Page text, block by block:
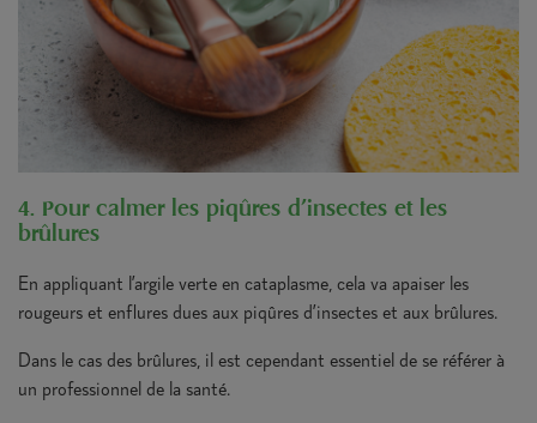
4. Pour calmer les piqûres d'insectes et les
brûlures
En appliquant l’argile verte en cataplasme, cela va apaiser les
rougeurs et enflures dues aux piqûres d’insectes et aux brûlures.
Dans le cas des brûlures, il est cependant essentiel de se référer à
un professionnel de la santé.